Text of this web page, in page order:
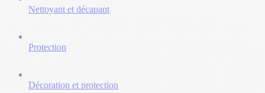
Nettoyant et décapant
Protection
Décoration et protection